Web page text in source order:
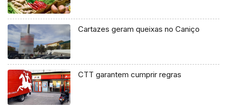
Cartazes geram queixas no Caniço
CTT garantem cumprir regras